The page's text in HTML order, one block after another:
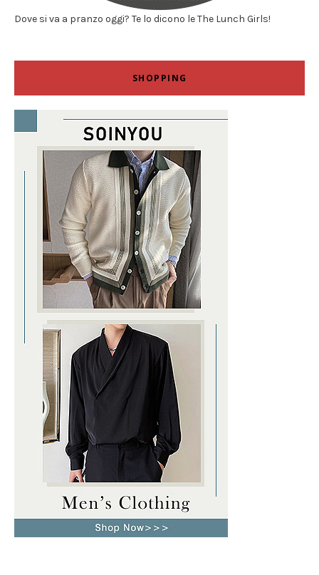
Dove si va a pranzo oggi? Te lo dicono le The Lunch Girls!
SHOPPING